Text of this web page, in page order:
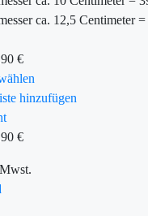
ca. 12,5 Centimeter
€
hinzufügen
€